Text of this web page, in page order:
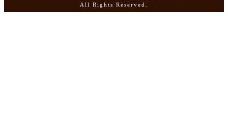
All Rights Reserved.